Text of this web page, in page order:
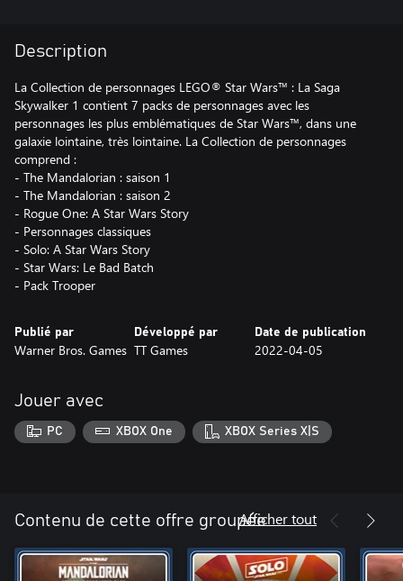
Description
La Collection de personnages LEGO® Star Wars™ : La Saga
Skywalker 1 contient 7 packs de personnages avec les
personnages les plus emblématiques de Star Wars™, dans une
galaxie lointaine, très lointaine. La Collection de personnages
comprend :
- The Mandalorian : saison 1
- The Mandalorian : saison 2
- Rogue One: A Star Wars Story
- Personnages classiques
- Solo: A Star Wars Story
- Star Wars: Le Bad Batch
- Pack Trooper
Publié par
Warner Bros. Games
Développé par
TT Games
Date de publication
2022-04-05
Jouer avec
PC XBOX One XBOX Series X|S
Contenu de cette offre groupéeAfficher tout